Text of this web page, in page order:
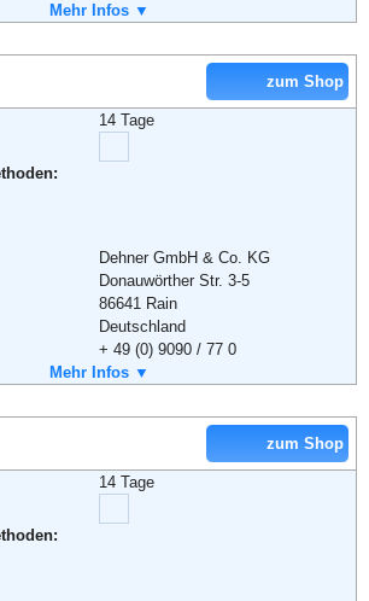
kundenservice@baywa-baumarkt.de
Mehr Infos ▼
zum Shop
14 Tage
Dehner GmbH & Co. KG
Donauwörther Str. 3-5
86641 Rain
Deutschland
+ 49 (0) 9090 / 77 0
+ 49 (0) 9090 / 77 77 70
AGB
Mehr Infos ▼
zum Shop
14 Tage